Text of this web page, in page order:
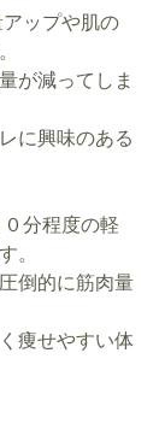
ップや肌の
が減ってしま
に興味のある
分程度の軽
。
倒的に筋肉量
痩せやすい体